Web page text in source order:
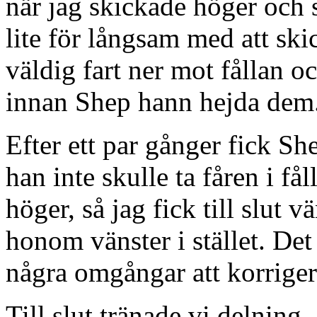
lite för långsam med att
väldig fart ner mot fållan
innan Shep hann hejda
Efter ett par gånger fick
han inte skulle ta fåren i
höger, så jag fick till slut
honom vänster i stället.
några omgångar att